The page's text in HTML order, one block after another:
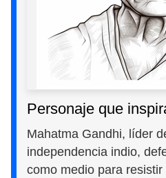
Personaje que
Mahatma Gandhi, líder
independencia indio,
como medio para